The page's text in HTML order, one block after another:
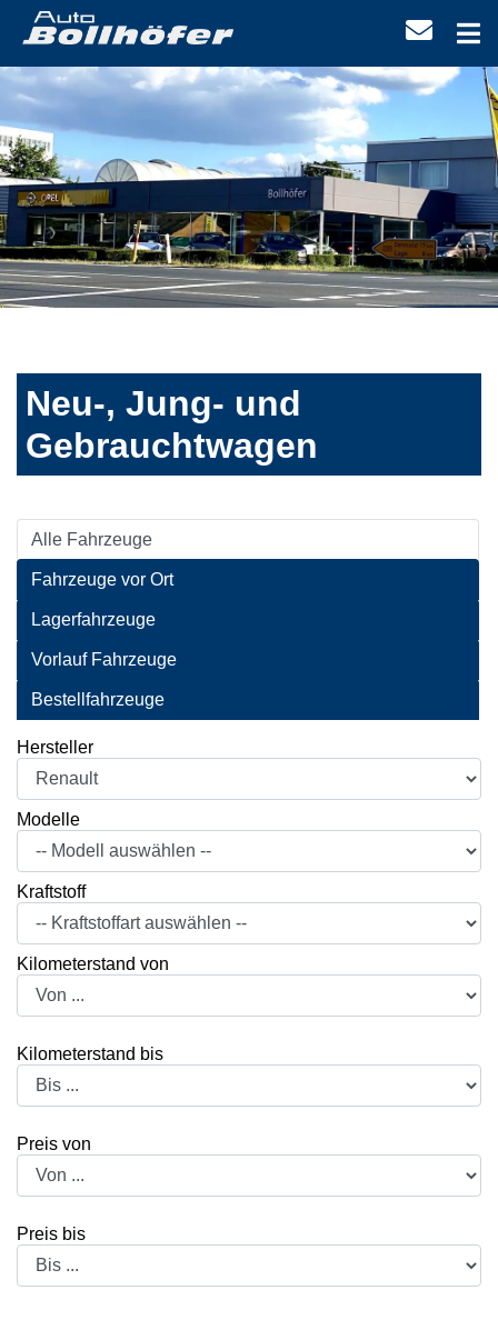
Neu-, Jung- und
Gebrauchtwagen
Alle Fahrzeuge
Fahrzeuge vor Ort
Lagerfahrzeuge
Vorlauf Fahrzeuge
Bestellfahrzeuge
Hersteller
Modelle
Kraftstoff
Kilometerstand von
Kilometerstand bis
Preis von
Preis bis